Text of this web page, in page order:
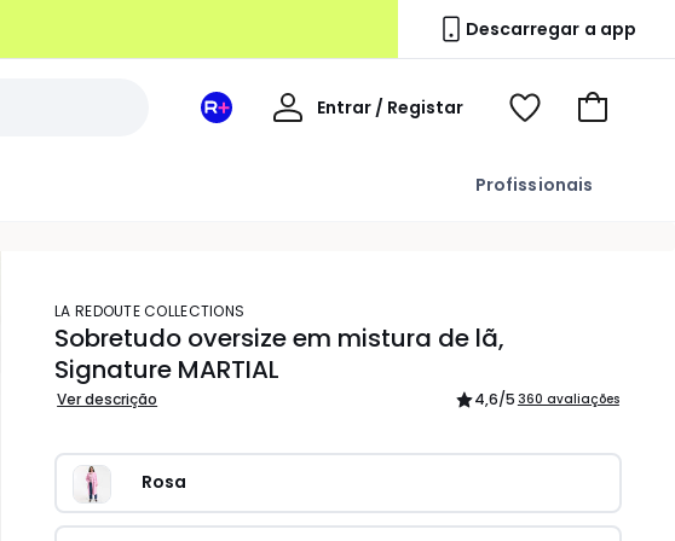
Descarregar a app
Profissionais
Espaço
Entrar / Registar
Voir
Ir
carrinho
LA REDOUTE COLLECTIONS
Sobretudo oversize em mistura de lã,
Signature MARTIAL
Ver descrição 4,6/5 360 avaliações
Rosa